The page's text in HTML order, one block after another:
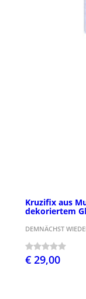
Kruzifix aus
dekoriertem
DEMNÄCHST
€ 29,00